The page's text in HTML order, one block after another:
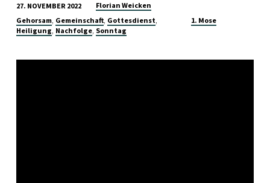
1.
MOSE
8
27. NOVEMBER 2022
Florian Weicken
Gehorsam, Gemeinschaft, Gottesdienst,
Heiligung, Nachfolge, Sonntag
1. Mose